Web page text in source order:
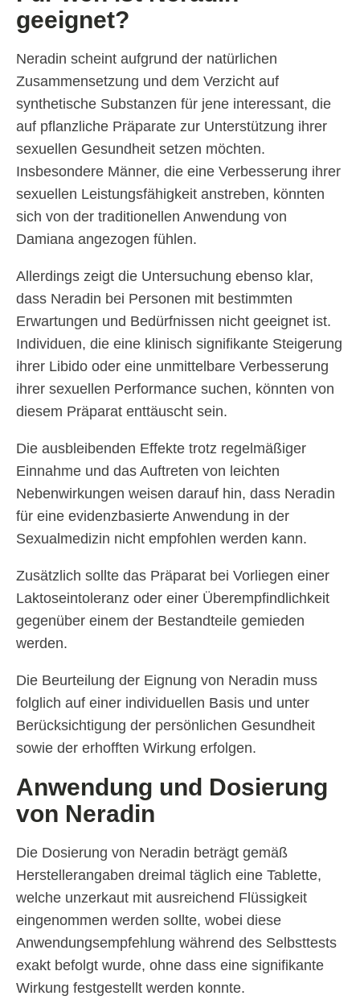
geeignet?
Neradin scheint aufgrund der natürlichen
Zusammensetzung und dem Verzicht auf
synthetische Substanzen für jene interessant, die
auf pflanzliche Präparate zur Unterstützung ihrer
sexuellen Gesundheit setzen möchten.
Insbesondere Männer, die eine Verbesserung ihrer
sexuellen Leistungsfähigkeit anstreben, könnten
sich von der traditionellen Anwendung von
Damiana angezogen fühlen.
Allerdings zeigt die Untersuchung ebenso klar,
dass Neradin bei Personen mit bestimmten
Erwartungen und Bedürfnissen nicht geeignet ist.
Individuen, die eine klinisch signifikante Steigerung
ihrer Libido oder eine unmittelbare Verbesserung
ihrer sexuellen Performance suchen, könnten von
diesem Präparat enttäuscht sein.
Die ausbleibenden Effekte trotz regelmäßiger
Einnahme und das Auftreten von leichten
Nebenwirkungen weisen darauf hin, dass Neradin
für eine evidenzbasierte Anwendung in der
Sexualmedizin nicht empfohlen werden kann.
Zusätzlich sollte das Präparat bei Vorliegen einer
Laktoseintoleranz oder einer Überempfindlichkeit
gegenüber einem der Bestandteile gemieden
werden.
Die Beurteilung der Eignung von Neradin muss
folglich auf einer individuellen Basis und unter
Berücksichtigung der persönlichen Gesundheit
sowie der erhofften Wirkung erfolgen.
Anwendung und Dosierung
von Neradin
Die Dosierung von Neradin beträgt gemäß
Herstellerangaben dreimal täglich eine Tablette,
welche unzerkaut mit ausreichend Flüssigkeit
eingenommen werden sollte, wobei diese
Anwendungsempfehlung während des Selbsttests
exakt befolgt wurde, ohne dass eine signifikante
Wirkung festgestellt werden konnte.